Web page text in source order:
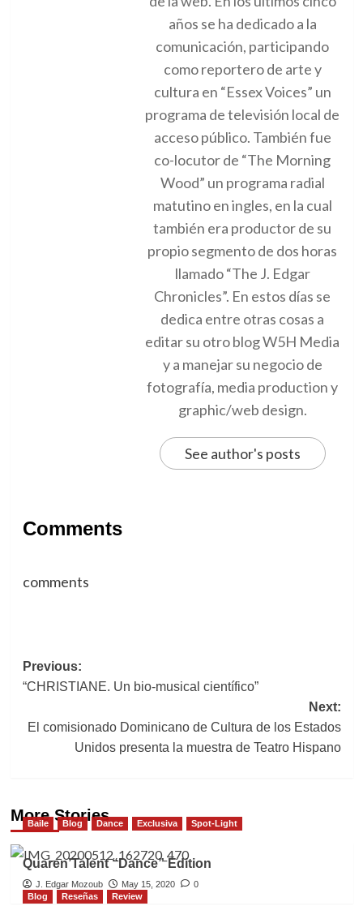
años se ha dedicado a la
comunicación, participando
como reportero de arte y
cultura en “Essex Voices” un
programa de televisión local de
acceso público. También fue
co-locutor de “The Morning
Wood” un programa radial
matutino en ingles, en la cual
también era productor de su
propio segmento de dos horas
llamado “The J. Edgar
Chronicles”. En estos días se
dedica entre otras cosas a
editar su otro blog W5H Media
y a manejar su negocio de
fotografía, media production y
graphic/web design.
See author's posts
Comments
comments
Post
navigation
Previous:
“CHRISTIANE. Un bio-musical científico”
Next:
El comisionado Dominicano de Cultura de los Estados
Unidos presenta la muestra de Teatro Hispano
More Stories
Baile Blog Dance Exclusiva Spot-Light
Quaren’Talent “Dance” Edition
J. Edgar Mozoub May 15, 2020
0
Blog
Reseñas Review